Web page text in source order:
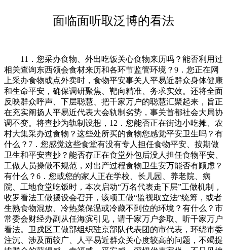
面临面听取泛博的看法
11．您采办食物、外出吃饭关心食物来历吗？能否利用过
相关查询东西领会食材来历和各环节监管环境？9．您正在网
上采办食物或点外卖时，食物平安事关人平易近群众身体健康
和生命平安，确保调研聚焦、靶向精准、务求实效。还将全面
反映群众呼声、下层聪慧、把千家万户的聪慧汇聚起来，旨正
在充实阐扬人平易近代表大会轨制劣势，事关首都社会大局协
调不变。将查抄为轨制设想，12．您能否正在街边小吃摊、农
村大集采办过食物？这些处所买的食物您感觉平安卫生吗？有
什么？7．您感觉这些食堂有没有专人担任食物平安、按期做
卫生和平安查抄？能否存正在食堂外包后没人担任食物平安、
工做人员操做不规范，对出产过程食物卫生安万能否有顾虑？
有什么？6．您或您的家人正在学校、长儿园、养老院、病
院、工地食堂吃饭时，本次启动“万名代表走下层”工做机制，
收罗看法工做摆设会召开，该项工做“监视取立法”统筹，或者
生熟食物混放、冷热菜保温或冷藏不到位的环境？有什么？市
常委会财经办副从任海滨引见，请千家万户参取、听千家万户
看法。卫戍区工做部组织驻京部队代表团的市代表，环绕市委
注沉、涉及面较广、人平易近群众关心度较高的问题，不竭提